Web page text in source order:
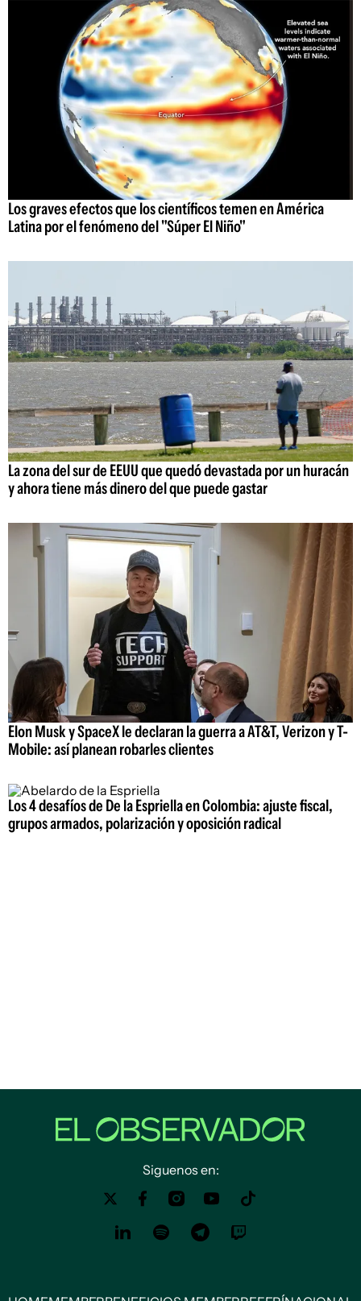
Los graves efectos que los científicos temen en América
Latina por el fenómeno del "Súper El Niño"
La zona del sur de EEUU que quedó devastada por un huracán
y ahora tiene más dinero del que puede gastar
Elon Musk y SpaceX le declaran la guerra a AT&T, Verizon y T-
Mobile: así planean robarles clientes
Los 4 desafíos de De la Espriella en Colombia: ajuste fiscal,
grupos armados, polarización y oposición radical
Siguenos en: